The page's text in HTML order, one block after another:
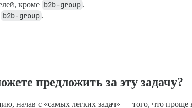
кроме b2b-group .
b2b-group .
предложить за эту задачу?
начав с «самых легких задач» — того, что проще